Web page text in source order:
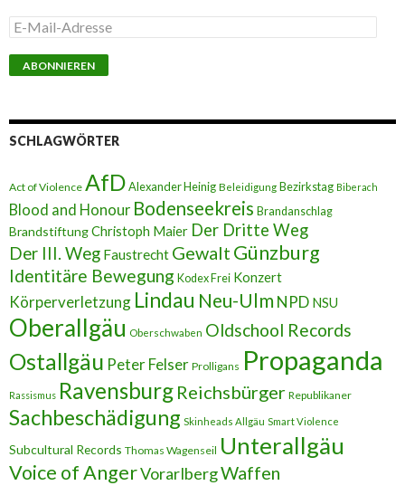
E
-
M
a
-
A
e
s
s
e
SCHLAGWÖRTER
Act of Violence AfDAlexander Heinig Beleidigung Bezirkstag Biberach
Blood and Honour Bodenseekreis Brandanschlag
BrandstiftungChristoph Maier Der Dritte Weg
Der III. Weg Faustrecht Gewalt Günzburg
Identitäre Bewegung Kodex Frei Konzert
Körperverletzung Lindau Neu-Ulm NPD NSU
Oberallgäu Oberschwaben Oldschool Records
Ostallgäu Peter Felser Prolligans Propaganda
Rassismus Ravensburg Reichsbürger Republikaner
Sachbeschädigung Skinheads Allgäu Smart Violence
Subcultural Records Thomas Wagenseil Unterallgäu
Voice of AngerVorarlbergWaffen